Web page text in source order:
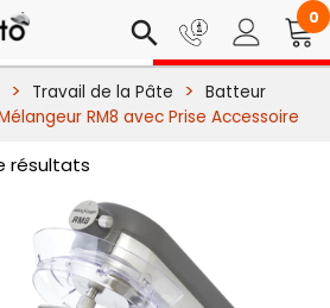
search 0
Travail de la Pâte
Batteur
RM8 avec Prise Accessoire
résultats